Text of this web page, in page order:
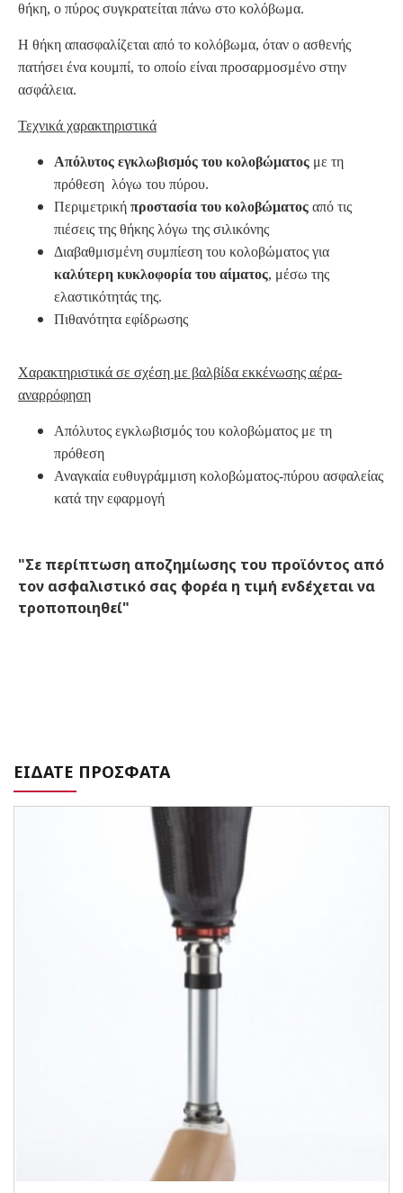
θήκη, ο πύρος συγκρατείται πάνω στο κολόβωμα.
Η θήκη απασφαλίζεται από το κολόβωμα, όταν ο ασθενής
πατήσει ένα κουμπί, το οποίο είναι προσαρμοσμένο στην
ασφάλεια.
Τεχνικά χαρακτηριστικά
Απόλυτος εγκλωβισμός του κολοβώματος με τη
πρόθεση λόγω του πύρου.
Περιμετρική προστασία του κολοβώματος από τις
πιέσεις της θήκης λόγω της σιλικόνης
Διαβαθμισμένη συμπίεση του κολοβώματος για
καλύτερη κυκλοφορία του αίματος, μέσω της
ελαστικότητάς της.
Πιθανότητα εφίδρωσης
Χαρακτηριστικά σε σχέση με βαλβίδα εκκένωσης αέρα-
αναρρόφηση
Απόλυτος εγκλωβισμός του κολοβώματος με τη
πρόθεση
Αναγκαία ευθυγράμμιση κολοβώματος-πύρου ασφαλείας
κατά την εφαρμογή
"Σε περίπτωση αποζημίωσης του προϊόντος από
τον ασφαλιστικό σας φορέα η τιμή ενδέχεται να
τροποποιηθεί"
ΕΙΔΑΤΕ ΠΡΟΣΦΑΤΑ